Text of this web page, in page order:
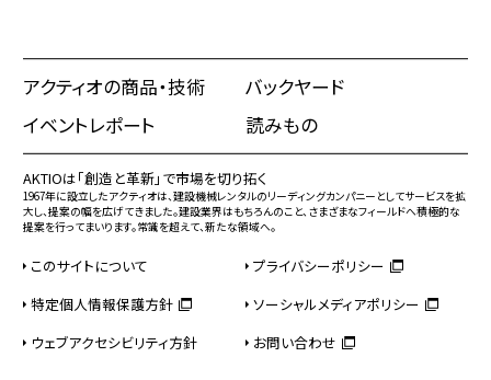
アクティオの商品・技術
バックヤード
イベントレポート
読みもの
AKTIOは「創造と革新」で市場を切り拓く
1967年に設立したアクティオは、建設機械レンタルのリーディングカンパニーとしてサービスを拡
大し、提案の幅を広げてきました。建設業界はもちろんのこと、さまざまなフィールドへ積極的な
提案を行ってまいります。常識を超えて、新たな領域へ。
このサイトについて
プライバシーポリシー
特定個人情報保護方針
ソーシャルメディアポリシー
ウェブアクセシビリティ方針
お問い合わせ